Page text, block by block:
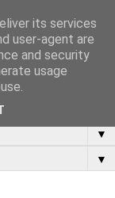
▼
▼
its services
user-agent are
and security
usage